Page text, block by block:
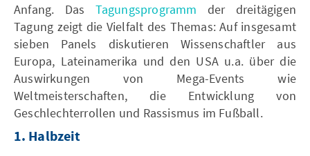
Anfang. Das Tagungsprogramm der dreitägigen
Tagung zeigt die Vielfalt des Themas: Auf insgesamt
sieben Panels diskutieren Wissenschaftler aus
Europa, Lateinamerika und den USA u.a. über die
Auswirkungen von Mega-Events wie
Weltmeisterschaften, die Entwicklung von
Geschlechterrollen und Rassismus im Fußball.
1. Halbzeit